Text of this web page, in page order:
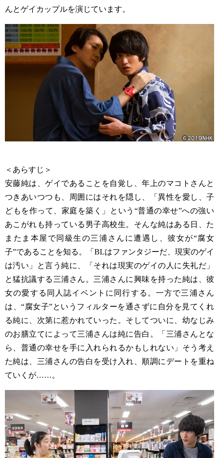
んとゲイカップルを演じています。
＜あらすじ＞
安藤純は、ゲイであることを自覚し、年上のマコトさんと
つきあいつつも、周囲にはそれを隠し、「異性を愛し、子
どもを作って、家庭を築く」という“普通の幸せ”への強い
あこがれも持っている男子高校生。そんな純はある日、た
またま本屋で同級生の三浦さんに遭遇し、彼女が“腐女
子”であることを知る。「BLはファンタジーだ、現実のゲイ
は汚い」と言う純に、「それは現実のゲイの人に失礼だ」
と猛抗議する三浦さん。三浦さんに興味を持った純は、彼
女の愛する同人誌イベントに同行する。一方で三浦さん
は、“腐女子”というフィルターを通さずに自分を見てくれ
る純に、次第に惹かれていった。そしてついに、幼なじみ
のお膳立てによって三浦さんは純に告白。「三浦さんとな
ら、普通の幸せを手に入れられるかもしれない」そう考え
た純は、三浦さんの告白を受け入れ、順調にデートを重ね
ていくが……。